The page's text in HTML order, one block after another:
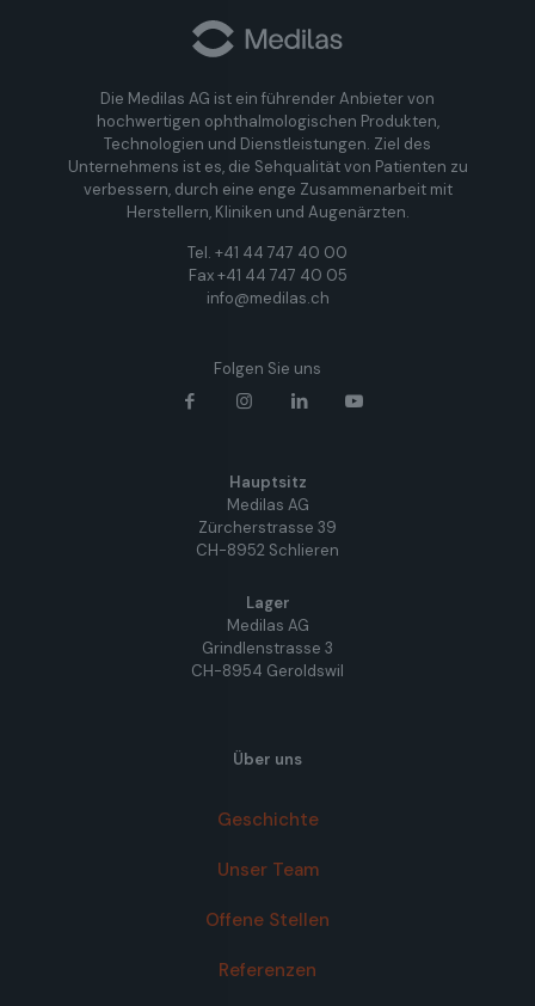
Die Medilas AG ist ein führender Anbieter von
hochwertigen ophthalmologischen Produkten,
Technologien und Dienstleistungen. Ziel des
Unternehmens ist es, die Sehqualität von Patienten zu
verbessern, durch eine enge Zusammenarbeit mit
Herstellern, Kliniken und Augenärzten.
Tel. +41 44 747 40 00
Fax +41 44 747 40 05
info@medilas.ch
Folgen Sie uns
Hauptsitz
Medilas AG
Zürcherstrasse 39
CH-8952 Schlieren
Lager
Medilas AG
Grindlenstrasse 3
CH-8954 Geroldswil
Über uns
Geschichte
Unser Team
Offene Stellen
Referenzen